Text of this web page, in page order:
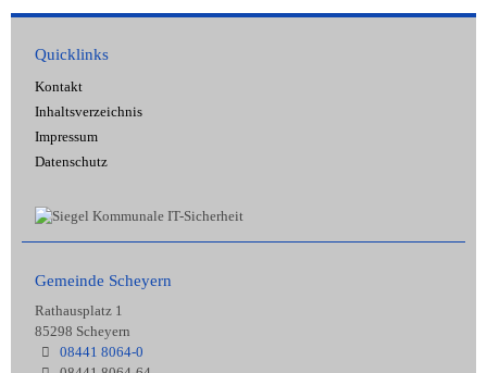
Quicklinks
Kontakt
Inhaltsverzeichnis
Impressum
Datenschutz
Gemeinde Scheyern
Rathausplatz 1
85298 Scheyern
08441 8064-0